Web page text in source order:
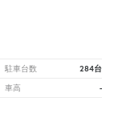
駐車台数 284台
車高 -